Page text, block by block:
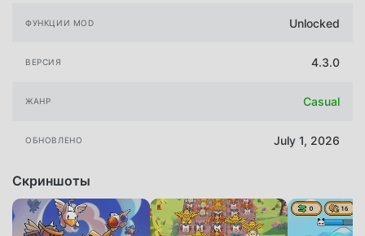
ФУНКЦИИ MOD Unlocked
ВЕРСИЯ 4.3.0
ЖАНР Casual
ОБНОВЛЕНО July 1, 2026
Скриншоты